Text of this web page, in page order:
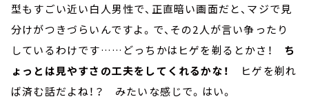
型もすごい近い白人男性で、正直暗い画面だと、マジで見
分けがつきづらいんですよ。で、その2人が言い争ったり
しているわけです……どっちかはヒゲを剃るとかさ！ ち
ょっとは見やすさの工夫をしてくれるかな！
ヒゲを剃れ
ば済む話だよね！？ みたいな感じで。はい。